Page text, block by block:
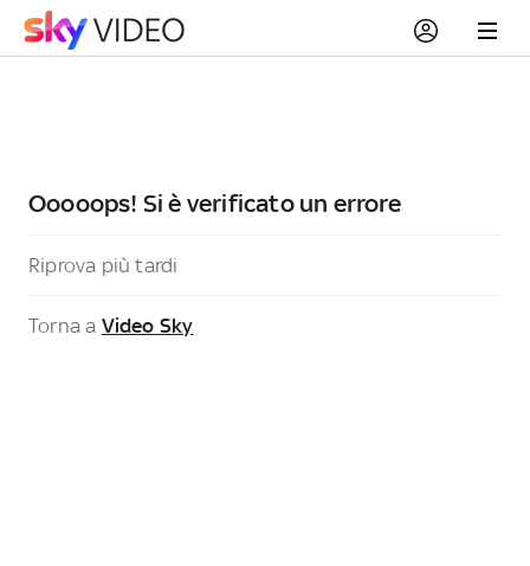
Ooooops! Si è verificato un errore
Riprova più tardi
Torna a Video Sky